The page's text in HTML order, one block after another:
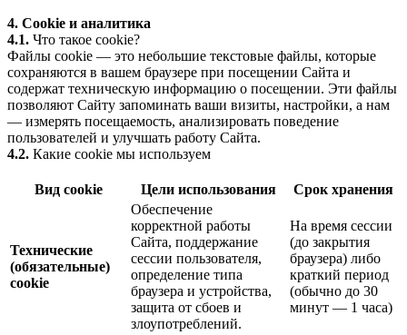
4. Cookie и аналитика
4.1. Что такое cookie?
Файлы cookie — это небольшие текстовые файлы, которые
сохраняются в вашем браузере при посещении Сайта и
содержат техническую информацию о посещении. Эти файлы
позволяют Сайту запоминать ваши визиты, настройки, а нам
— измерять посещаемость, анализировать поведение
пользователей и улучшать работу Сайта.
4.2. Какие cookie мы используем
Вид cookie Цели использования Срок хранения
Технические
(обязательные)
cookie
Обеспечение
корректной работы
Сайта, поддержание
сессии пользователя,
определение типа
браузера и устройства,
защита от сбоев и
злоупотреблений.
На время сессии
(до закрытия
браузера) либо
краткий период
(обычно до 30
минут — 1 часа)